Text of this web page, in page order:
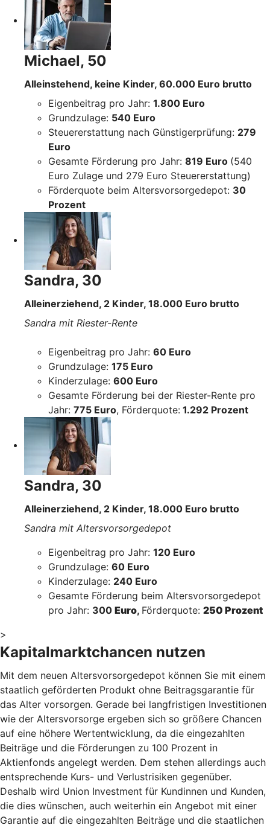
Michael, 50
Alleinstehend, keine Kinder, 60.000 Euro brutto
Eigenbeitrag pro Jahr: 1.800 Euro
Grundzulage: 540 Euro
Steuererstattung nach Günstigerprüfung: 279
Euro
Gesamte Förderung pro Jahr: 819 Euro (540
Euro Zulage und 279 Euro Steuererstattung)
Förderquote beim Altersvorsorgedepot: 30
Prozent
Sandra, 30
Alleinerziehend, 2 Kinder, 18.000 Euro brutto
Sandra mit Riester-Rente
Eigenbeitrag pro Jahr: 60 Euro
Grundzulage: 175 Euro
Kinderzulage: 600 Euro
Gesamte Förderung bei der Riester-Rente pro
Jahr: 775 Euro, Förderquote: 1.292 Prozent
Sandra, 30
Alleinerziehend, 2 Kinder, 18.000 Euro brutto
Sandra mit Altersvorsorgedepot
Eigenbeitrag pro Jahr: 120 Euro
Grundzulage: 60 Euro
Kinderzulage: 240 Euro
Gesamte Förderung beim Altersvorsorgedepot
pro Jahr: 300 Euro, Förderquote: 250 Prozent
>
Kapitalmarktchancen nutzen
Mit dem neuen Altersvorsorgedepot können Sie mit einem
staatlich geförderten Produkt ohne Beitragsgarantie für
das Alter vorsorgen. Gerade bei langfristigen Investitionen
wie der Altersvorsorge ergeben sich so größere Chancen
auf eine höhere Wertentwicklung, da die eingezahlten
Beiträge und die Förderungen zu 100 Prozent in
Aktienfonds angelegt werden. Dem stehen allerdings auch
entsprechende Kurs- und Verlustrisiken gegenüber.
Deshalb wird Union Investment für Kundinnen und Kunden,
die dies wünschen, auch weiterhin ein Angebot mit einer
Garantie auf die eingezahlten Beiträge und die staatlichen